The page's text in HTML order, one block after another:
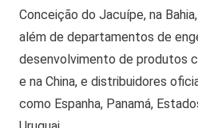
Conceição do Jacuípe, na
além de departamentos de
desenvolvimento de produtos
e na China, e distribuidores
como Espanha, Panamá,